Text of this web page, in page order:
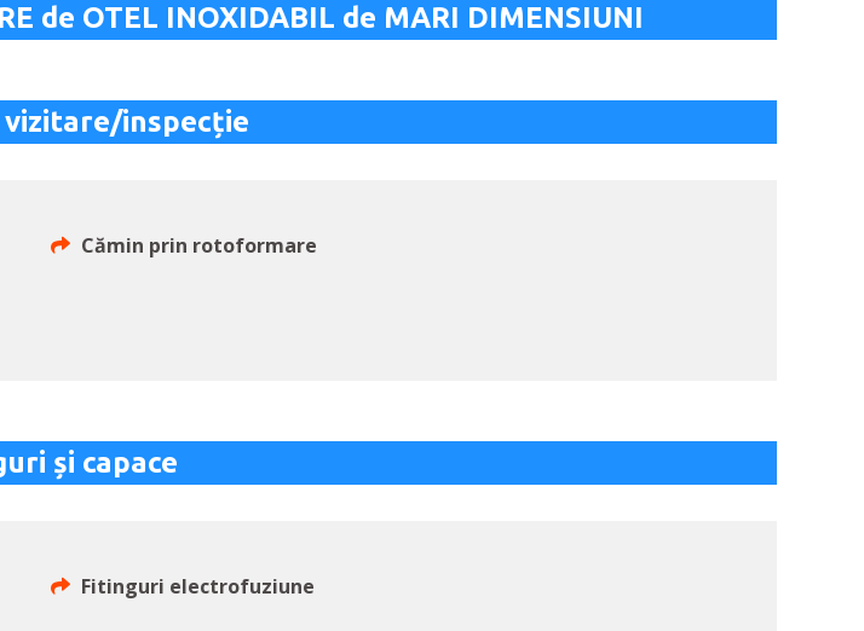
de OTEL INOXIDABIL de MARI DIMENSIUNI
vizitare/inspecție
Cămin prin rotoformare
și capace
Fitinguri electrofuziune